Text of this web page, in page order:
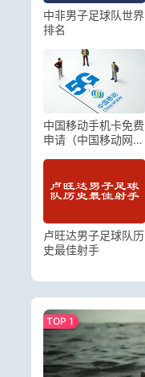
中非男子足球队世界
排名
中国移动手机卡免费
申请（中国移动网上
卢旺达男子足球队历
史最佳射手